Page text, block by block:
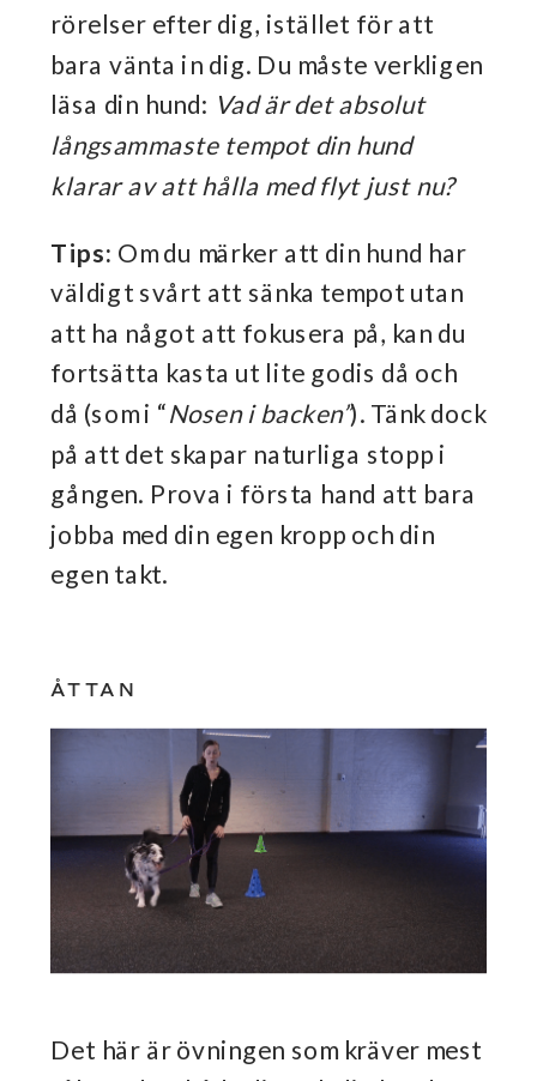
rörelser efter dig, istället för att
bara vänta in dig. Du måste verkligen
läsa din hund: Vad är det absolut
långsammaste tempot din hund
klarar av att hålla med flyt just nu?
Tips: Om du märker att din hund har
väldigt svårt att sänka tempot utan
att ha något att fokusera på, kan du
fortsätta kasta ut lite godis då och
då (som i “Nosen i backen”). Tänk dock
på att det skapar naturliga stopp i
gången. Prova i första hand att bara
jobba med din egen kropp och din
egen takt.
ÅTTAN
Det här är övningen som kräver mest